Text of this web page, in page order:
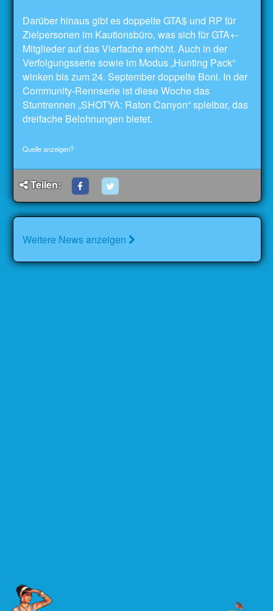
Darüber hinaus gibt es doppelte GTA$ und RP für
Zielpersonen im Kautionsbüro, was sich für GTA+-
Mitglieder auf das Vierfache erhöht. Auch in der
Verfolgungsserie sowie im Modus „Hunting Pack“
winken bis zum 24. September doppelte Boni. In der
Community-Rennserie ist diese Woche das
Stuntrennen „SHOTYA: Raton Canyon“ spielbar, das
dreifache Belohnungen bietet.
Quelle anzeigen?
Teilen:
Weitere News anzeigen